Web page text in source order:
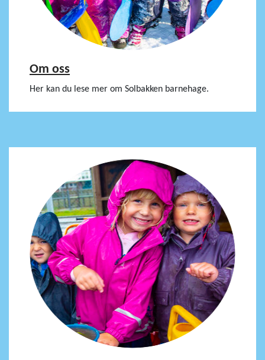
Om oss
Her kan du lese mer om Solbakken barnehage.